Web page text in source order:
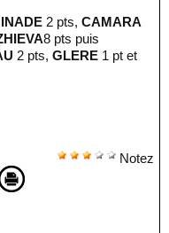
2 pts, CAMARA
8 pts puis
2 pts, GLERE 1 pt et
Notez